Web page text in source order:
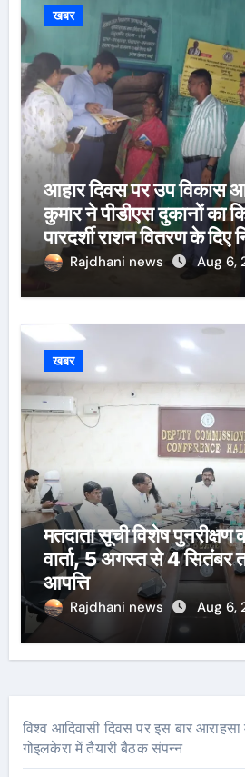
खबर
आहार दिवस पर उप विकास
कुमार ने पीडीएस दुकानों का
पारदर्शी राशन वितरण के दिए
Rajdhani news Aug 6,
खबर
मतदाता सूची विशेष
वार्ता, 5 अगस्त से 4 सितंबर
आपत्ति
Rajdhani news Aug 6,
विश्व आदिवासी दिवस पर इस बार
गोइलकेरा में तैयारी बैठक संपन्न